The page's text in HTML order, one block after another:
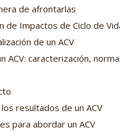
de afrontarlas
Impactos de Ciclo de
de un ACV
caracterización,
resultados de un ACV
para abordar un ACV